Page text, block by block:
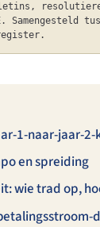
1-naar-jaar-
en spreiding
wie trad op,